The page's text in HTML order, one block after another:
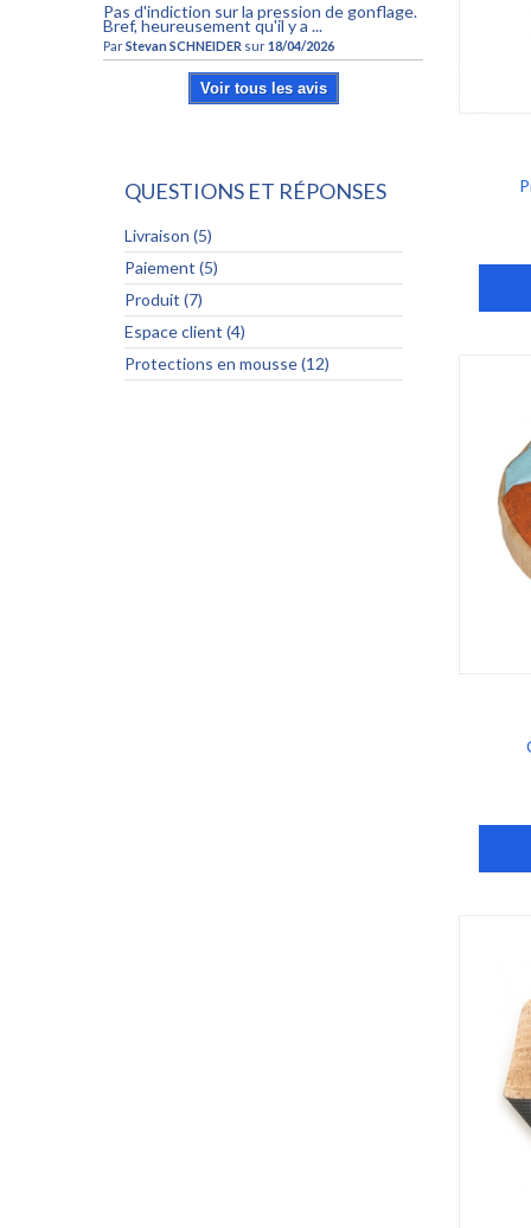
Pas d'indiction sur la pression de gonflage.
Bref, heureusement qu'il y a ...
ParStevan SCHNEIDER sur18/04/2026
Voir tous les avis
QUESTIONS ET RÉPONSES
Livraison (5)
Paiement (5)
Produit (7)
Espace client (4)
Protections en mousse (12)